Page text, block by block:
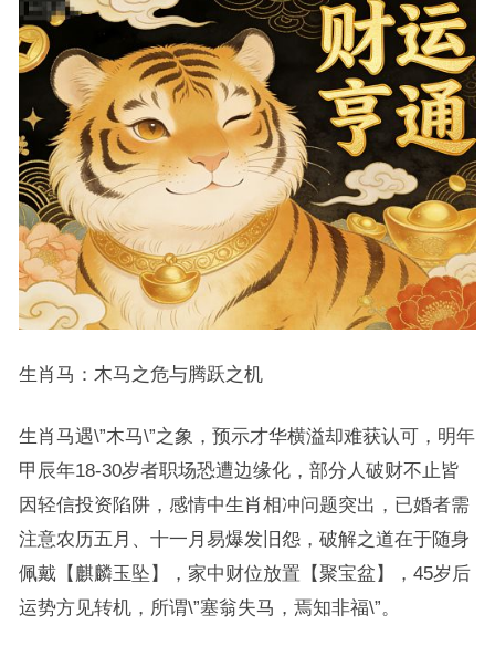
生肖马：木马之危与腾跃之机
生肖马遇\”木马\”之象，预示才华横溢却难获认可，明年
甲辰年18-30岁者职场恐遭边缘化，部分人破财不止皆
因轻信投资陷阱，感情中生肖相冲问题突出，已婚者需
注意农历五月、十一月易爆发旧怨，破解之道在于随身
佩戴【麒麟玉坠】，家中财位放置【聚宝盆】，45岁后
运势方见转机，所谓\”塞翁失马，焉知非福\”。